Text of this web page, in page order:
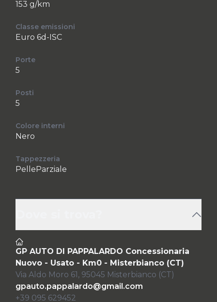
153 g/km
Classe emissioni
Euro 6d-ISC
Porte
5
Posti
5
Colore interni
Nero
Tappezzeria
PelleParziale
GP AUTO DI PAPPALARDO Concessionaria
Nuovo - Usato - Km0 - Misterbianco (CT)
Via Aldo Moro 61, 95045 Misterbianco (CT)
gpauto.pappalardo@gmail.com
+39 095 629452